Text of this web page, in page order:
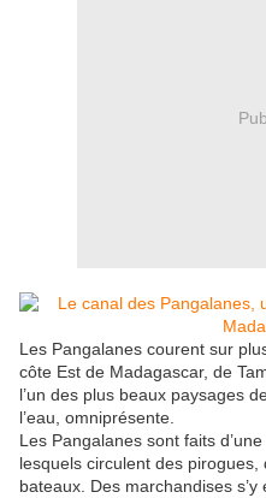
Les Pangalanes courent sur
côte Est de Madagascar, de
l’un des plus beaux paysages
l’eau, omniprésente.
Les Pangalanes sont faits
lesquels circulent des
bateaux. Des marchandises